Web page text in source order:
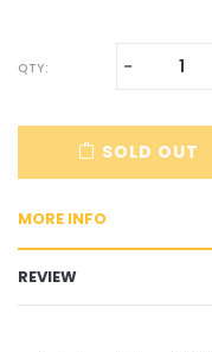
QTY:
Translation
SOLD OUT
MORE INFO
REVIEW